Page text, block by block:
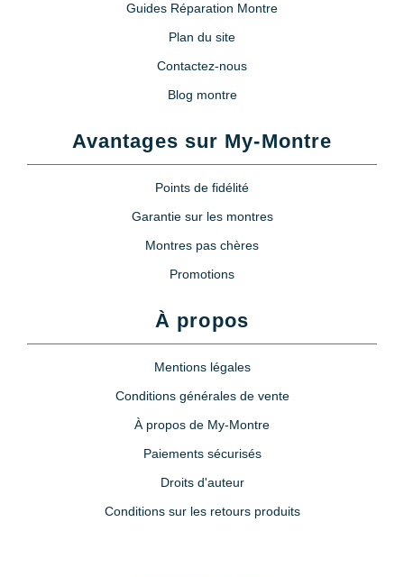
Guides Réparation Montre
Plan du site
Contactez-nous
Blog montre
Avantages sur My-Montre
Points de fidélité
Garantie sur les montres
Montres pas chères
Promotions
À propos
Mentions légales
Conditions générales de vente
À propos de My-Montre
Paiements sécurisés
Droits d'auteur
Conditions sur les retours produits